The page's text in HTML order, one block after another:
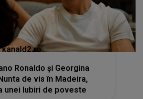
kanald2.ro
Ronaldo și Georgina
de vis în Madeira,
unei Iubiri de poveste